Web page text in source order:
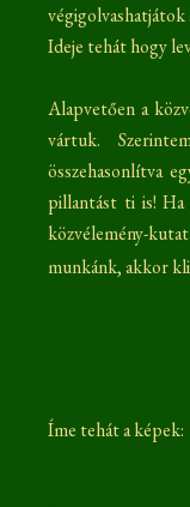
végigolvashatjátok
Ideje tehát hogy
Alapvetően a
vártuk.
összehasonlítva
pillantást ti is! Ha
közvélemény-
munkánk, akkor
Íme tehát a képek: